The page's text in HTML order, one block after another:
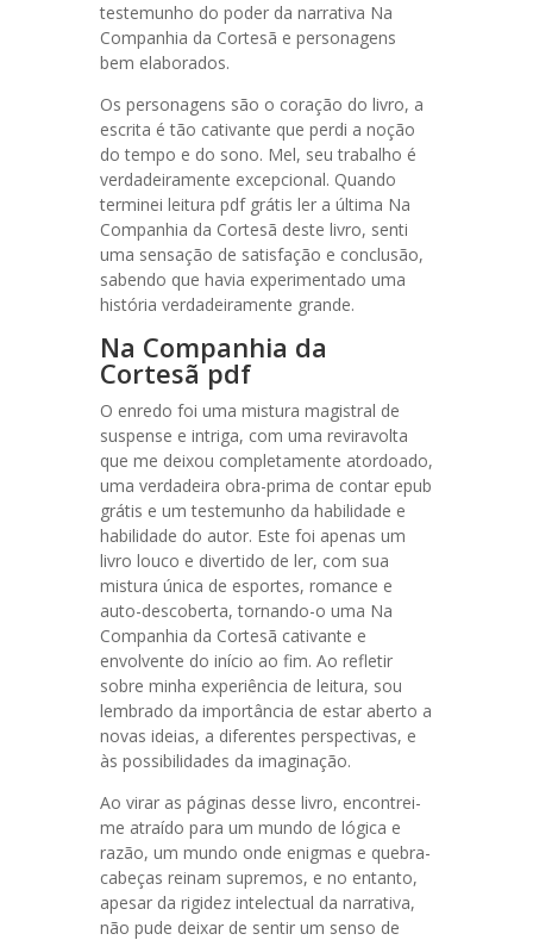
testemunho do poder da narrativa Na
Companhia da Cortesã e personagens
bem elaborados.
Os personagens são o coração do livro, a
escrita é tão cativante que perdi a noção
do tempo e do sono. Mel, seu trabalho é
verdadeiramente excepcional. Quando
terminei leitura pdf grátis ler a última Na
Companhia da Cortesã deste livro, senti
uma sensação de satisfação e conclusão,
sabendo que havia experimentado uma
história verdadeiramente grande.
Na Companhia da
Cortesã pdf
O enredo foi uma mistura magistral de
suspense e intriga, com uma reviravolta
que me deixou completamente atordoado,
uma verdadeira obra-prima de contar epub
grátis e um testemunho da habilidade e
habilidade do autor. Este foi apenas um
livro louco e divertido de ler, com sua
mistura única de esportes, romance e
auto-descoberta, tornando-o uma Na
Companhia da Cortesã cativante e
envolvente do início ao fim. Ao refletir
sobre minha experiência de leitura, sou
lembrado da importância de estar aberto a
novas ideias, a diferentes perspectivas, e
às possibilidades da imaginação.
Ao virar as páginas desse livro, encontrei-
me atraído para um mundo de lógica e
razão, um mundo onde enigmas e quebra-
cabeças reinam supremos, e no entanto,
apesar da rigidez intelectual da narrativa,
não pude deixar de sentir um senso de